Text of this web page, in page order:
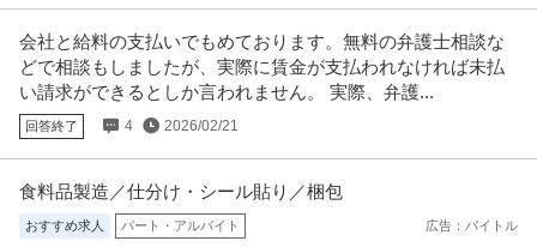
会社と給料の支払いでもめております。無料の弁護士相談な
どで相談もしましたが、実際に賃金が支払われなければ未払
い請求ができるとしか言われません。 実際、弁護...
回答終了 4 2026/02/21
食料品製造／仕分け・シール貼り／梱包
おすすめ求人 パート・アルバイト 広告：バイトル